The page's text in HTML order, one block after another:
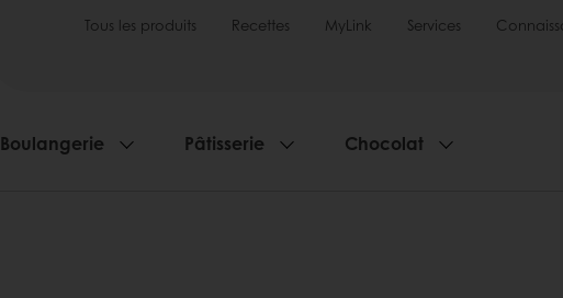
Tous les produits Recettes MyLink Services
Boulangerie Pâtisserie Chocolat